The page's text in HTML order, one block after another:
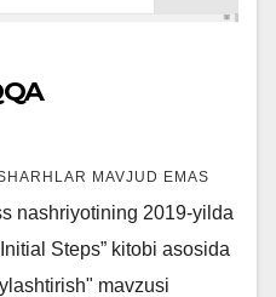
MAVJUD EMAS
nashriyotining 2019-yilda
Steps” kitobi asosida
mavzusi